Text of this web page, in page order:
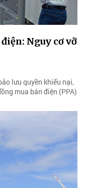
Nguy cơ vỡ
lưu quyền khiếu nại,
mua bán điện (PPA)